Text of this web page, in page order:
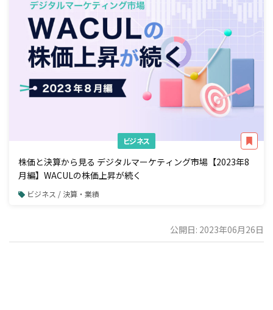
ビジネス
株価と決算から見る デジタルマーケティング市場【2023年8
月編】WACULの株価上昇が続く
ビジネス / 決算・業績
公開日: 2023年06月26日